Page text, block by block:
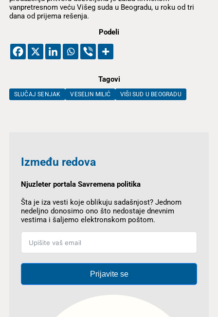
vanpretresnom veću Višeg suda u Beogradu, u roku od tri
dana od prijema rešenja.
Podeli
Tagovi
SLUČAJ SENJAK VESELIN MILIĆ VIŠI SUD U BEOGRADU
Između redova
Njuzleter portala Savremena politika
Šta je iza vesti koje oblikuju sadašnjost? Jednom
nedeljno donosimo ono što nedostaje dnevnim
vestima i šaljemo elektronskom poštom.
Prijavite se